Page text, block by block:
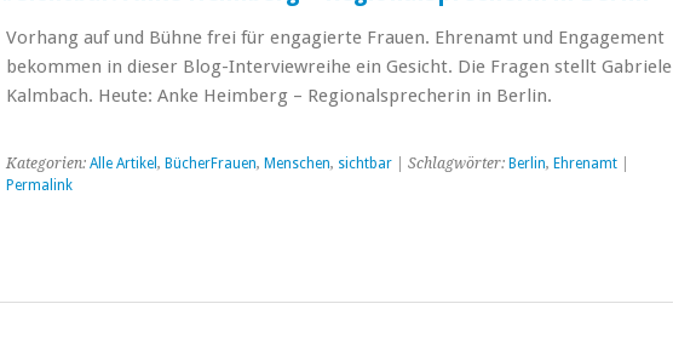
Vorhang auf und Bühne frei für engagierte Frauen. Ehrenamt und Engagement
bekommen in dieser Blog-Interviewreihe ein Gesicht. Die Fragen stellt Gabriele
Kalmbach. Heute: Anke Heimberg – Regionalsprecherin in Berlin.
Kategorien: Alle Artikel , BücherFrauen, Menschen, sichtbar| Schlagwörter: Berlin, Ehrenamt|
Permalink